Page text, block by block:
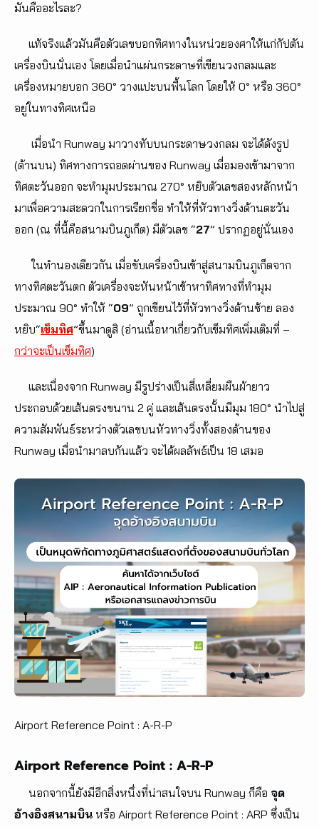
มันคืออะไรละ?
แท้จริงแล้วมันคือตัวเลขบอกทิศทางในหน่วยองศาให้แก่กัปตัน
เครื่องบินนั่นเอง โดยเมื่อนำแผ่นกระดาษที่เขียนวงกลมและ
เครื่องหมายบอก 360° วางแปะบนพื้นโลก โดยให้ 0° หรือ 360°
อยู่ในทางทิศเหนือ
เมื่อนำ Runway มาวางทับบนกระดาษวงกลม จะได้ดังรูป
(ด้านบน) ทิศทางการถอดผ่านของ Runway เมื่อมองเข้ามาจาก
ทิศตะวันออก จะทำมุมประมาณ 270° หยิบตัวเลขสองหลักหน้า
มาเพื่อความสะดวกในการเรียกชื่อ ทำให้ที่หัวทางวิ่งด้านตะวัน
ออก (ณ ที่นี้คือสนามบินภูเก็ต) มีตัวเลข “27” ปรากฏอยู่นั่นเอง
ในทำนองเดียวกัน เมื่อขับเครื่องบินเข้าสู่สนามบินภูเก็ตจาก
ทางทิศตะวันตก ตัวเครื่องจะหันหน้าเข้าหาทิศทางที่ทำมุม
ประมาณ 90° ทำให้ “09” ถูกเขียนไว้ที่หัวทางวิ่งด้านซ้าย ลอง
หยิบ“เข็มทิศ”ขึ้นมาดูสิ (อ่านเนื้อหาเกี่ยวกับเข็มทิศเพิ่มเติมที่ –
กว่าจะเป็นเข็มทิศ)
และเนื่องจาก Runway มีรูปร่างเป็นสี่เหลี่ยมผืนผ้ายาว
ประกอบด้วยเส้นตรงขนาน 2 คู่ และเส้นตรงนั้นมีมุม 180° นำไปสู่
ความสัมพันธ์ระหว่างตัวเลขบนหัวทางวิ่งทั้งสองด้านของ
Runway เมื่อนำมาลบกันแล้ว จะได้ผลลัพธ์เป็น 18 เสมอ
Airport Reference Point : A-R-P
Airport Reference Point : A-R-P
นอกจากนี้ยังมีอีกสิ่งหนึ่งที่น่าสนใจบน Runway ก็คือ จุด
อ้างอิงสนามบิน หรือ Airport Reference Point : ARP ซึ่งเป็น